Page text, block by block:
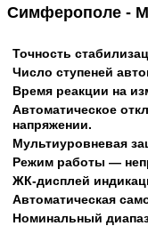
Симферополе -
Точность
Число ступеней
Время реакции на
Автоматическое
напряжении.
Мультиуровневая
Режим работы —
ЖК-дисплей
Автоматическая
Номинальный